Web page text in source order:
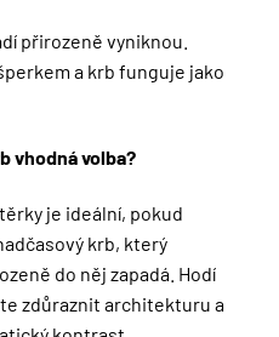
přirozeně vyniknou.
a krb funguje jako
vhodná volba?
je ideální, pokud
krb, který
do něj zapadá. Hodí
zdůraznit architekturu a